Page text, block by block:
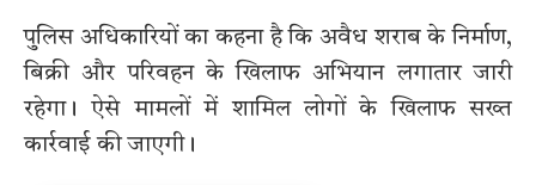
पुलिस अधिकारियों का कहना है कि अवैध शराब के निर्माण,
बिक्री और परिवहन के खिलाफ अभियान लगातार जारी
रहेगा। ऐसे मामलों में शामिल लोगों के खिलाफ सख्त
कार्रवाई की जाएगी।